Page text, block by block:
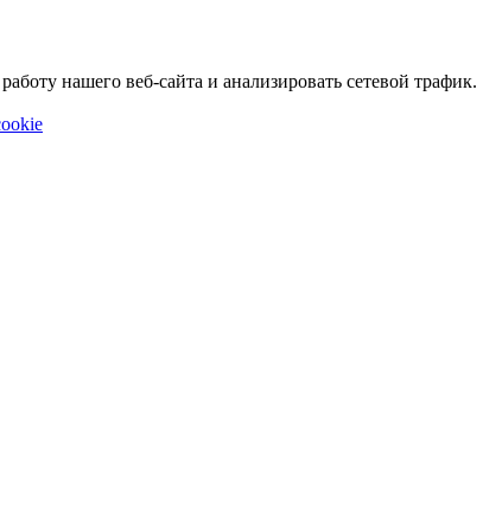
нашего веб-сайта и анализировать сетевой трафик.